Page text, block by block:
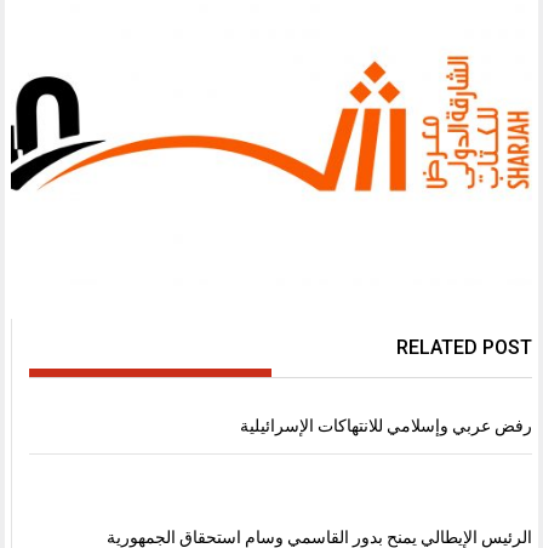
RELATED POST
رفض عربي وإسلامي للانتهاكات الإسرائيلية
الرئيس الإيطالي يمنح بدور القاسمي وسام استحقاق الجمهورية